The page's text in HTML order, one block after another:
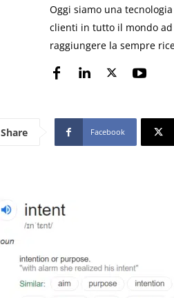
Oggi siamo una
clienti in tutto il mondo
raggiungere la sempre
Share Facebook